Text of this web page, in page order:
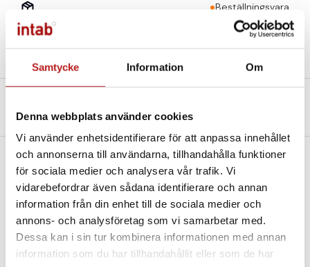
Samtycke Information Om
Denna webbplats använder cookies
Vi använder enhetsidentifierare för att anpassa innehållet
och annonserna till användarna, tillhandahålla funktioner
för sociala medier och analysera vår trafik. Vi
vidarebefordrar även sådana identifierare och annan
information från din enhet till de sociala medier och
annons- och analysföretag som vi samarbetar med.
Dessa kan i sin tur kombinera informationen med annan
information som du har tillhandahållit eller som de har
Beställningsvara
Filer och Länkar
Technical data
Measured value
Temperature
Relative humidity
Counted values (dew point…)